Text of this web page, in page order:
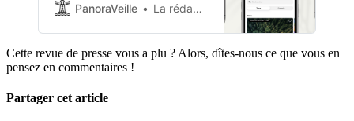
vous proposons de
PanoraVeille La rédaction de PanoraVeille
Cette revue de presse vous a plu ? Alors, dîtes-nous ce que vous en
pensez en commentaires !
Partager cet article